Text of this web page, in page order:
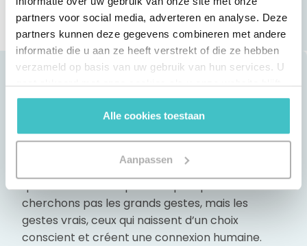
partners voor social media, adverteren en analyse. Deze
partners kunnen deze gegevens combineren met andere
informatie die u aan ze heeft verstrekt of die ze hebben
verzameld op basis van uw gebruik van hun services. U
gaat akkoord met onze cookies als u onze website blijft
gebruiken.
Alle cookies toestaan
Aanpassen
AltaCaresest notre façon de redonner, avec
empathie, engagement et sincérité. Chez
Altares, chacun dispose de 16 heures par an
pour s’engager dans des actions bénévoles.
Souvent, nous choisissons d’aider des personnes
qui ont besoin d’un petit coup de pouce. Nous ne
cherchons pas les grands gestes, mais les
gestes vrais, ceux qui naissent d’un choix
conscient et créent une connexion humaine.